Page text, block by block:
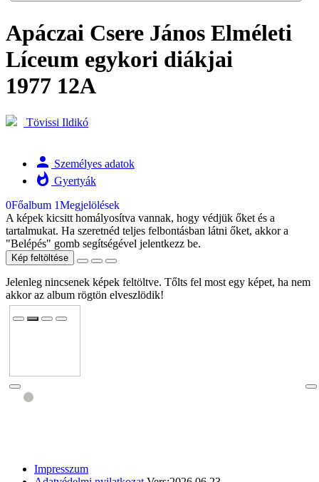
Apáczai Csere János Elméleti
Líceum egykori diákjai
1977 12A
Tövissi Ildikó
person Személyes adatok
whatshot Gyertyák
0Főalbum 1Megjelölések
A képek kicsitt homályosítva vannak, hogy védjük őket és a
tartalmukat. Ha szeretnéd teljes felbontásban látni őket, akkor a
"Belépés" gomb segítségével jelentkezz be.
Kép feltöltése
Jelenleg nincsenek képek feltöltve. Tőlts fel most egy képet, ha nem
akkor az album rögtön elveszlödik!
Impresszum